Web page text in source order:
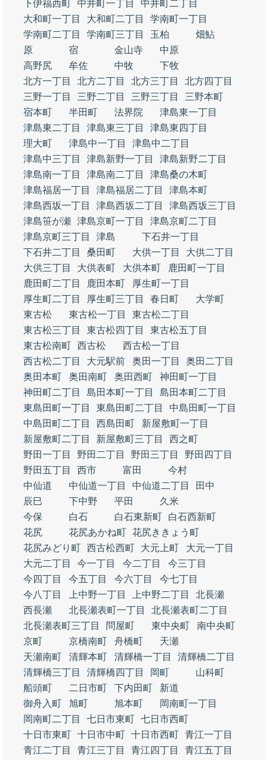
下伊福西町
中井町一丁目
中井町二丁目
大和町一丁目
大和町二丁目
学南町一丁目
学南町二丁目
学南町三丁目 玉柏
畑鮎
原
宿 金山寺
中原
高野尻
牟佐 中牧
下牧
北方一丁目
北方二丁目 北方三丁目
北方四丁目
三野一丁目
三野二丁目 三野三丁目
三野本町
宿本町
半田町 法界院
津島東一丁目
津島東二丁目
津島東三丁目
津島東四丁目
理大町
津島中一丁目
津島中二丁目
津島中三丁目
津島新野一丁目
津島新野二丁目
津島南一丁目
津島南二丁目
津島桑の木町
津島福居一丁目
津島福居二丁目
津島本町
津島西坂一丁目
津島西坂二丁目
津島西坂三丁目
津島笹が瀬 津島京町一丁目
津島京町二丁目
津島京町三丁目
津島
下石井一丁目
下石井二丁目
桑田町 大供一丁目
大供二丁目
大供三丁目
大供表町 大供本町
鹿田町一丁目
鹿田町二丁目
鹿田本町
厚生町一丁目
厚生町二丁目
厚生町三丁目 春日町
大学町
東古松
東古松一丁目
東古松二丁目
東古松三丁目
東古松四丁目
東古松五丁目
東古松南町 西古松
西古松一丁目
西古松二丁目
大元駅前 奥田一丁目
奥田二丁目
奥田本町
奥田南町 奥田西町
神田町一丁目
神田町二丁目
島田本町一丁目
島田本町二丁目
東島田町一丁目
東島田町二丁目
中島田町一丁目
中島田町二丁目
西島田町
新屋敷町一丁目
新屋敷町二丁目
新屋敷町三丁目
西之町
野田一丁目
野田二丁目 野田三丁目
野田四丁目
野田五丁目
西市 富田
今村
中仙道
中仙道一丁目 中仙道二丁目
田中
辰巳
下中野 平田
久米
今保
白石 白石東新町
白石西新町
花尻
花尻あかね町 花尻ききょう町
花尻みどり町 西古松西町 大元上町
大元一丁目
大元二丁目
今一丁目 今二丁目
今三丁目
今四丁目
今五丁目 今六丁目
今七丁目
今八丁目
上中野一丁目 上中野二丁目
北長瀬
西長瀬
北長瀬表町一丁目
北長瀬表町二丁目
北長瀬表町三丁目
問屋町 東中央町
南中央町
京町
京橋南町 舟橋町
天瀬
天瀬南町
清輝本町 清輝橋一丁目
清輝橋二丁目
清輝橋三丁目
清輝橋四丁目 岡町
山科町
船頭町
二日市町 下内田町
新道
御舟入町
旭町 旭本町
岡南町一丁目
岡南町二丁目
七日市東町 七日市西町
十日市東町 十日市中町 十日市西町 青江一丁目
青江二丁目
青江三丁目 青江四丁目
青江五丁目